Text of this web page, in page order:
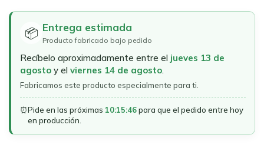
📦 Entrega estimada
Producto fabricado bajo pedido
Recíbelo aproximadamente entre el jueves 13 de
agosto y el viernes 14 de agosto.
Fabricamos este producto especialmente para ti.
⏰Pide en las próximas 10:15:46para que el pedido entre hoy
en producción.